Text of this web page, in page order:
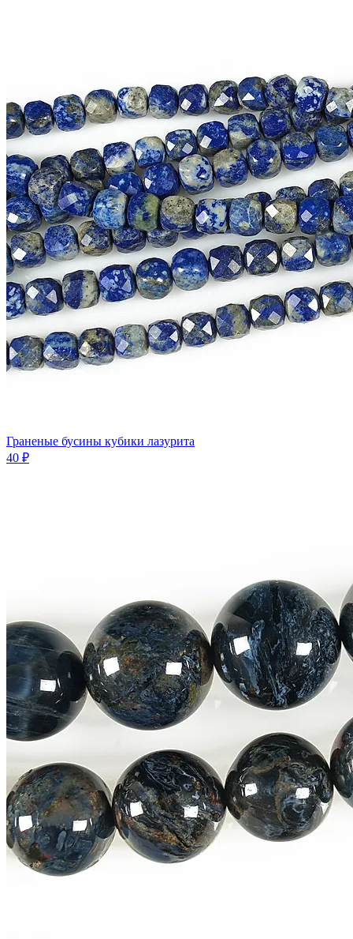
Граненые бусины кубики лазурита
40 ₽